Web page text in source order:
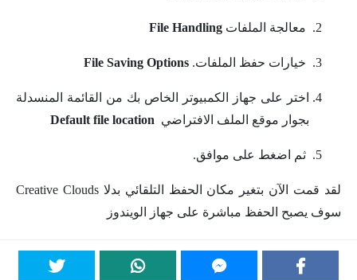
معالجة الملفات File Handling
خيارات حفظ الملفات. File Saving Options
اختر على جهاز الكمبيوتر الخاص بك من القائمة المنسدلة
بجوار موقع الملف الافتراضي Default file location
ثم اضغط على موافق.
لقد قمت الآن بتغير مكان الحفظ التلقائي بدلا Creative Clouds
سوف يصبح الحفظ مباشرة على جهاز الويندوز